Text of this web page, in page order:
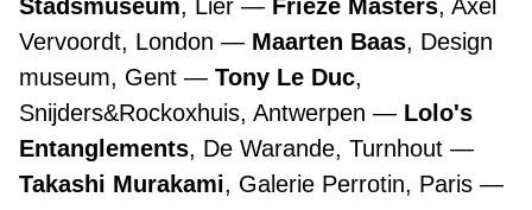
Stadsmuseum, Lier Frieze Masters, Axel
Vervoordt, London
Maarten Baas, Design
museum, Gent
Tony Le Duc,
Snijders&Rockoxhuis, Antwerpen
Lolo's
Entanglements, De Warande, Turnhout
Takashi Murakami, Galerie Perrotin, Paris